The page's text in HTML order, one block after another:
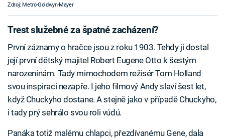
Zdroj: Metro-Goldwyn-Mayer
Trest služebné za špatné zacházení?
První záznamy o hračce jsou z roku 1903. Tehdy ji dostal
její první dětský majitel Robert Eugene Otto k šestým
narozeninám. Tady mimochodem režisér Tom Holland
svou inspiraci nezapře. I jeho filmový Andy slaví šest let,
když Chuckyho dostane. A stejně jako v případě Chuckyho,
i tady prý sehrálo svou roli vúdú.
Panáka totiž malému chlapci, přezdívanému Gene, dala